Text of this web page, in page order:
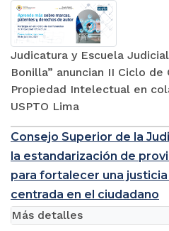
Judicatura y Escuela
Bonilla” anuncian II Ciclo de
Propiedad Intelectual en
USPTO Lima
Consejo Superior de la
la estandarización de
para fortalecer una
centrada en el ciudadano
Más detalles